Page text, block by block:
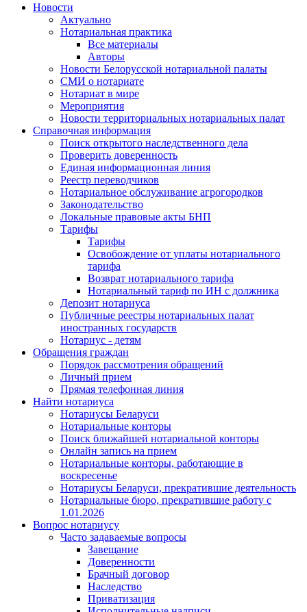
Новости
Актуально
Нотариальная практика
Все материалы
Авторы
Новости Белорусской нотариальной палаты
СМИ о нотариате
Нотариат в мире
Мероприятия
Новости территориальных нотариальных палат
Справочная информация
Поиск открытого наследственного дела
Проверить доверенность
Единая информационная линия
Реестр переводчиков
Нотариальное обслуживание агрогородков
Законодательство
Локальные правовые акты БНП
Тарифы
Тарифы
Освобождение от уплаты нотариального
тарифа
Возврат нотариального тарифа
Нотариальный тариф по ИН с должника
Депозит нотариуса
Публичные реестры нотариальных палат
иностранных государств
Нотариус - детям
Обращения граждан
Порядок рассмотрения обращений
Личный прием
Прямая телефонная линия
Найти нотариуса
Нотариусы Беларуси
Нотариальные конторы
Поиск ближайшей нотариальной конторы
Онлайн запись на прием
Нотариальные конторы, работающие в
воскресенье
Нотариусы Беларуси, прекратившие деятельность
Нотариальные бюро, прекратившие работу с
1.01.2026
Вопрос нотариусу
Часто задаваемые вопросы
Завещание
Доверенности
Брачный договор
Наследство
Приватизация